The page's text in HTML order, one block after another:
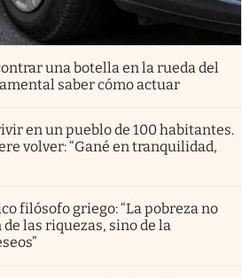
una botella en la rueda del
saber cómo actuar
en un pueblo de 100 habitantes.
volver: “Gané en tranquilidad,
filósofo griego: “La pobreza no
las riquezas, sino de la